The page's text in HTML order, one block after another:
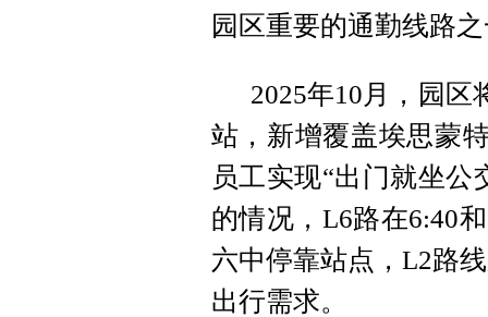
园区重要的通勤线路
2025年10月，园
站，新增覆盖埃思蒙
员工实现“出门就坐
的情况，L6路在6:40
六中停靠站点，L2路
出行需求。